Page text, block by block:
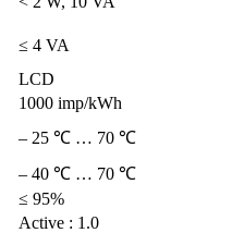
≤ 4 VA
LCD
1000 imp/kWh
– 25 ℃ … 70 ℃
– 40 ℃ … 70 ℃
≤ 95%
Active : 1.0